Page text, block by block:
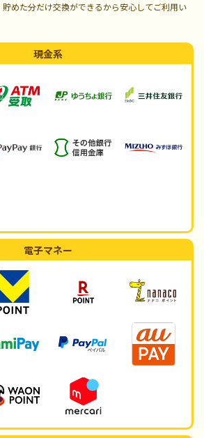
貯めた分だけ交換ができるから安心してご利用い
現金系
電子マネー